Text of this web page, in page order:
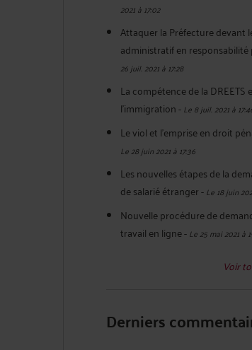
2021 à 17:02
Attaquer la Préfecture devant
administratif en
26 juil. 2021 à 17:28
La compétence de la DREETS
l'immigration-Le 8 juil. 2021 à
Le viol et l'emprise en droit
Le 28 juin 2021 à 17:36
Les nouvelles étapes de la
de salarié étranger-Le 18 juin
Nouvelle procédure de
travail en ligne-Le 25 mai 2021 à
Voir
Derniers